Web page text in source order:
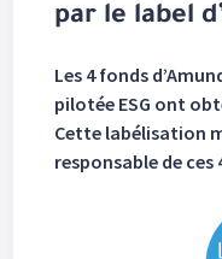
par le label
Les 4 fonds
pilotée ESG ont
Cette labélisation
responsable de ces